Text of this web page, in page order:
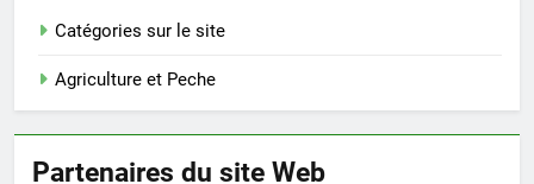
Catégories sur le site
Agriculture et Peche
Partenaires du site Web